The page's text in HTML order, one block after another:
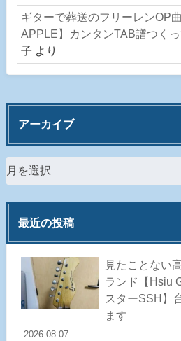
ギターで葬送のフリーレンOP
APPLE】カンタンTAB譜つく
子 より
アーカイブ
最近の投稿
見たことない
ランド【Hsiu
スターSSH】
ます
2026.08.07